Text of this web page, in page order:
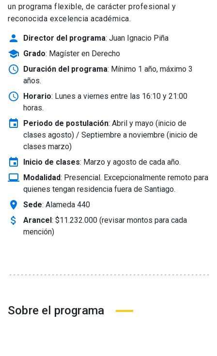
un programa flexible, de carácter profesional y
reconocida excelencia académica.
person Director del programa: Juan Ignacio Piña
school Grado: Magíster en Derecho
schedule Duración del programa: Mínimo 1 año, máximo 3
años.
schedule Horario: Lunes a viernes entre las 16:10 y 21:00
horas.
event Periodo de postulación: Abril y mayo (inicio de
clases agosto) / Septiembre a noviembre (inicio de
clases marzo)
event Inicio de clases: Marzo y agosto de cada año.
laptop_windows Modalidad: Presencial. Excepcionalmente remoto para
quienes tengan residencia fuera de Santiago.
location_on Sede: Alameda 440
attach_money Arancel: $11.232.000 (revisar montos para cada
mención)
Sobre el programa